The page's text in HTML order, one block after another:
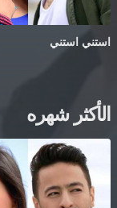
استني استني
الأكثر شهره